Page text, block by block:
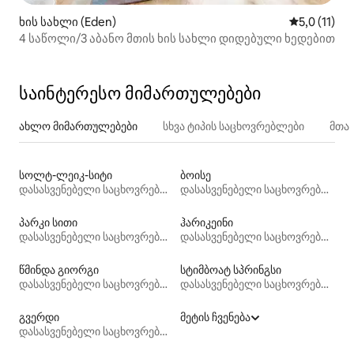
ხის სახლი (Eden) საშუალო
5,0 (11)
4 საწოლი/3 აბანო მთის ხის სახლი დიდებული ხედებით
საინტერესო მიმართულებები
ახლო მიმართულებები სხვა ტიპის საცხოვრებლები
სოლტ-ლეიკ-სიტი
დასასვენებელი საცხოვრებლები
ბოისე
დასასვენებელი საცხოვრებლები
პარკი სითი
დასასვენებელი საცხოვრებლები
ჰარიკეინი
დასასვენებელი საცხოვრებლები
წმინდა გიორგი
დასასვენებელი საცხოვრებლები
სტიმბოატ სპრინგსი
დასასვენებელი საცხოვრებლები
გვერდი
დასასვენებელი საცხოვრებლები
მეტის ჩვენება